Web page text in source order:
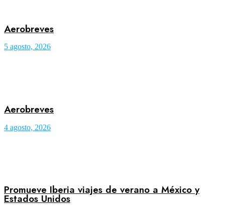
Aerobreves
5 agosto, 2026
Aerobreves
4 agosto, 2026
Promueve Iberia viajes de verano a México y
Estados Unidos